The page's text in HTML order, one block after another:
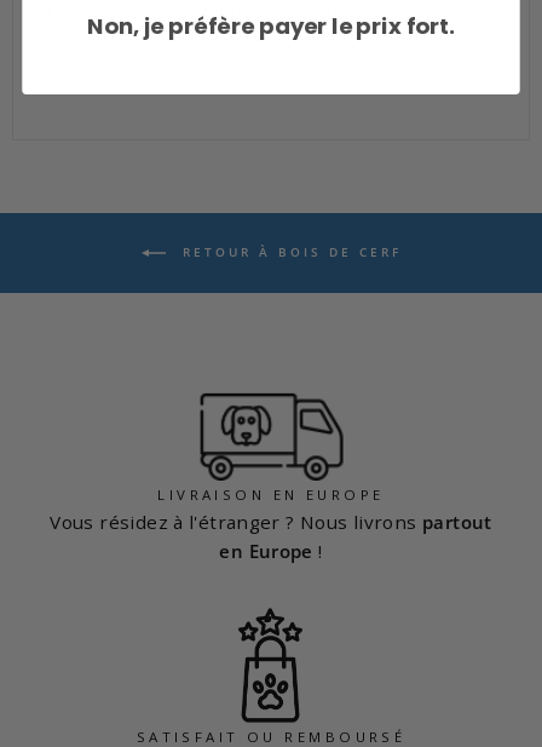
RETOUR À BOIS DE CERF
LIVRAISON EN EUROPE
Vous résidez à l'étranger ? Nous livrons partout
en Europe !
SATISFAIT OU REMBOURSÉ
Non, je préfère payer le prix fort.